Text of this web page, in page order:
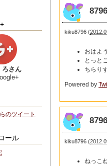
kiku8796 (
おはよ
とっと
ちらり
Powered by
kiku8796 (
ねっこ
ろさん
のツイート
ール